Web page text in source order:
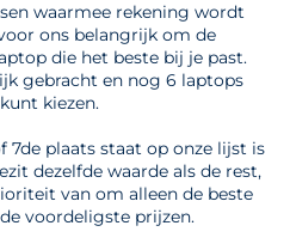
waarmee rekening wordt
ons belangrijk om de
die het beste bij je past.
gebracht en nog 6 laptops
kiezen.
7de plaats staat op onze lijst is
dezelfde waarde als de rest,
van om alleen de beste
voordeligste prijzen.